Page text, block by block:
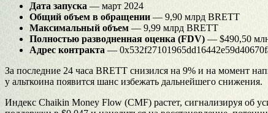
Дата запуска — март 2024
Общий объем в обращении— 9,90 млрд BRETT
Максимальный объем— 9,99 млрд BRETT
Полностью разводненная оценка (FDV) — $490,50
Адрес контракта—
За последние 24 часа BRETT снизился на 9% и на момент
у альткоина появится шанс избежать дальнейшего снижения.
Индекс Chaikin Money Flow (CMF) растет, сигнализируя об